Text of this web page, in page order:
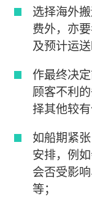
选择海外
费外，亦
及预计运送
作最终决
顾客不利
择其他较
如船期紧
安排，例
会否受影
等；